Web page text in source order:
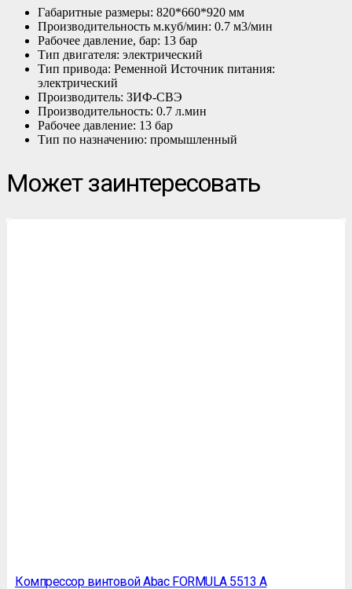
Габаритные размеры: 820*660*920 мм
Производительность м.куб/мин: 0.7 м3/мин
Рабочее давление, бар: 13 бар
Тип двигателя: электрический
Тип привода: Ременной Источник питания:
электрический
Производитель: ЗИФ-СВЭ
Производительность: 0.7 л.мин
Рабочее давление: 13 бар
Тип по назначению: промышленный
Может заинтересовать
Компрессор винтовой Abac FORMULA 5513 A